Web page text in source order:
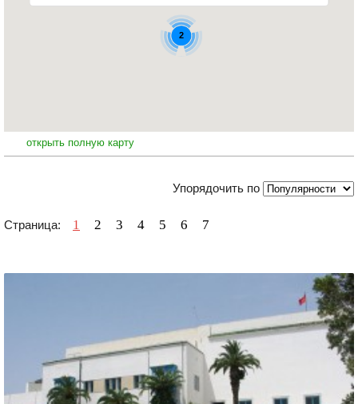
2
открыть полную карту
Упорядочить по
Страница: 1 2 3 4 5 6 7